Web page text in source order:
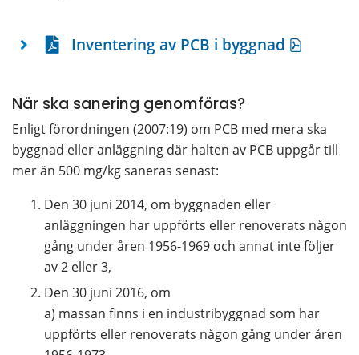
Inventering av PCB i byggnad
När ska sanering genomföras?
Enligt förordningen (2007:19) om PCB med mera ska
byggnad eller anläggning där halten av PCB uppgår till
mer än 500 mg/kg saneras senast:
Den 30 juni 2014, om byggnaden eller
anläggningen har uppförts eller renoverats någon
gång under åren 1956-1969 och annat inte följer
av 2 eller 3,
Den 30 juni 2016, om
a) massan finns i en industribyggnad som har
uppförts eller renoverats någon gång under åren